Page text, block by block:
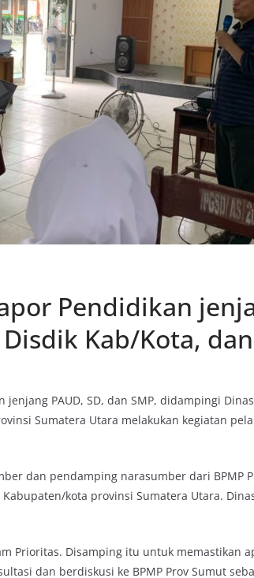
Pendidikan
Kab/Kota,
PAUD, SD, dan SMP, didampingi
Sumatera Utara melakukan kegiatan
dan pendamping narasumber dari BPMP
kota provinsi Sumatera Utara.
Prioritas. Disamping itu untuk memastikan
dan berdiskusi ke BPMP Prov Sumut